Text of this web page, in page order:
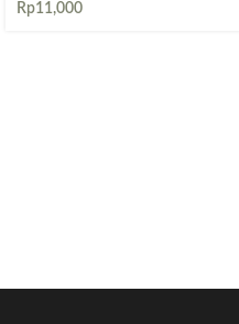
Rp11,000